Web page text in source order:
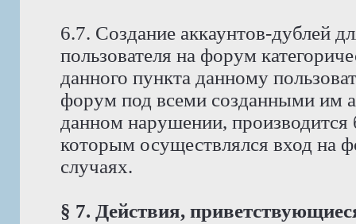
6.7. Создание аккаунтов-дублей
пользователя на форум
данного пункта данному
форум под всеми созданными им
данном нарушении, производится
которым осуществлялся вход на
случаях.
§ 7. Действия,